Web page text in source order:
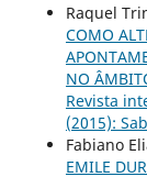
Raquel
COMO
NO
Revista
(2015):
Fabiano
EMILE